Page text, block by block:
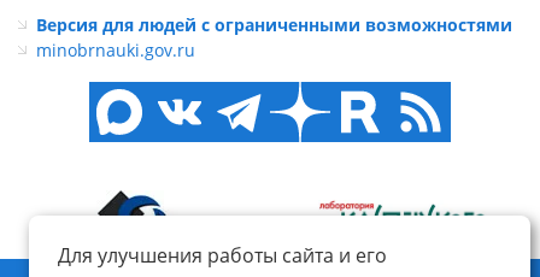
Для улучшения работы сайта и его
Версия для людей с ограниченными возможностями
minobrnauki.gov.ru
© ФГБОУ ВО «КнАГУ», 2014-2026